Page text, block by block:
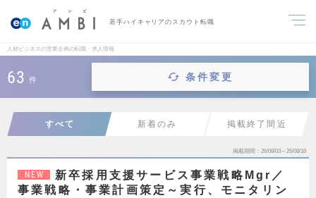
若手ハイキャリアのスカウト転職
人材ビジネスの営業企画の転職・求人情報
63 件 条件変更
すべて 新着のみ 掲載終了間近
掲載期間 26/08/03～26/08/16
NEW
新卒採用支援サービス事業戦略Mgr／
事業戦略・事業計画策定～実行、モニタリン